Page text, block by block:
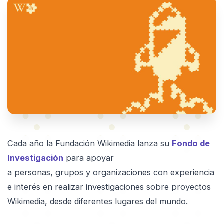
Cada año la Fundación Wikimedia lanza su Fondo de
Investigación para apoyar
a personas, grupos y organizaciones con experiencia
e interés en realizar investigaciones sobre proyectos
Wikimedia, desde diferentes lugares del mundo.